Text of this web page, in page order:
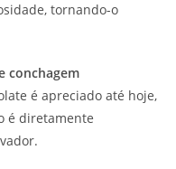
tornando-o
conchagem
é apreciado até hoje,
é diretamente